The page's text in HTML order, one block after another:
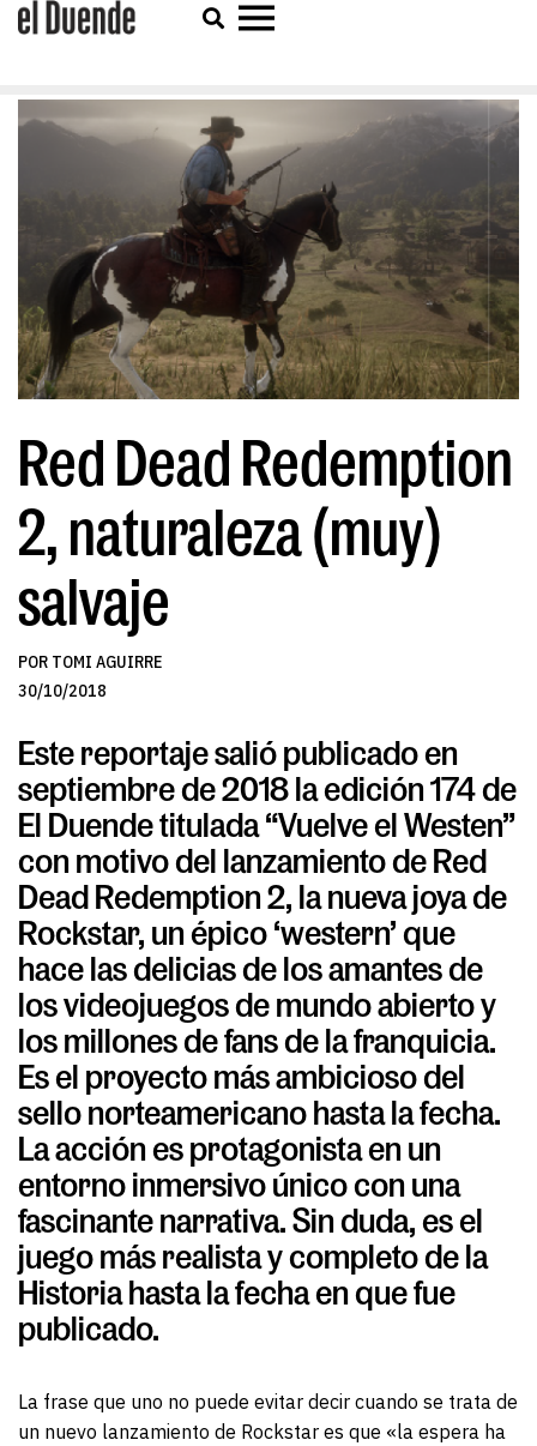
Red Dead Redemption
2, naturaleza (muy)
salvaje
POR TOMI AGUIRRE
30/10/2018
Este reportaje salió publicado en
septiembre de 2018 la edición 174 de
El Duende titulada “Vuelve el Westen”
con motivo del lanzamiento de Red
Dead Redemption 2, la nueva joya de
Rockstar, un épico ‘western’ que
hace las delicias de los amantes de
los videojuegos de mundo abierto y
los millones de fans de la franquicia.
Es el proyecto más ambicioso del
sello norteamericano hasta la fecha.
La acción es protagonista en un
entorno inmersivo único con una
fascinante narrativa. Sin duda, es el
juego más realista y completo de la
Historia hasta la fecha en que fue
publicado.
La frase que uno no puede evitar decir cuando se trata de
un nuevo lanzamiento de Rockstar es que «la espera ha